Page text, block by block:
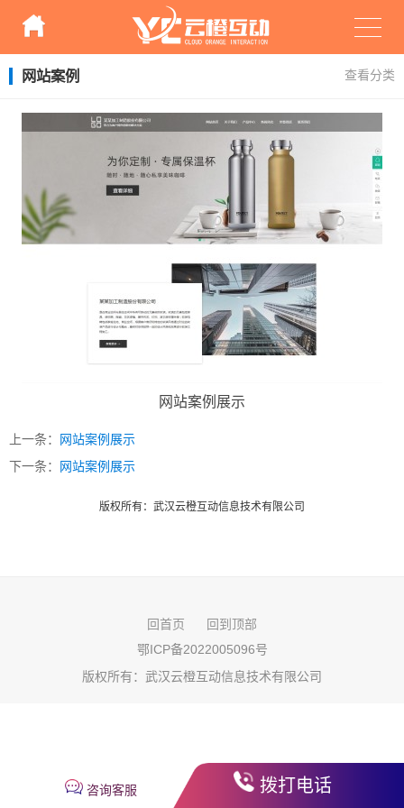
网站案例 查看分类
网站案例展示
上一条：
网站案例展示
下一条：
网站案例展示
版权所有：武汉云橙互动信息技术有限公司
咨询客服 拨打电话
扫描微信二维码 X
回首页
回到顶部
鄂ICP备2022005096号
版权所有： 武汉云橙互动信息技术有限公司